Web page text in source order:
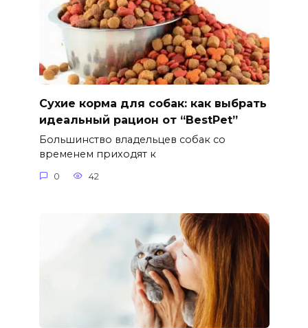
Сухие корма для собак: как выбрать
идеальный рацион от “BestPet”
Большинство владельцев собак со
временем приходят к
0 42